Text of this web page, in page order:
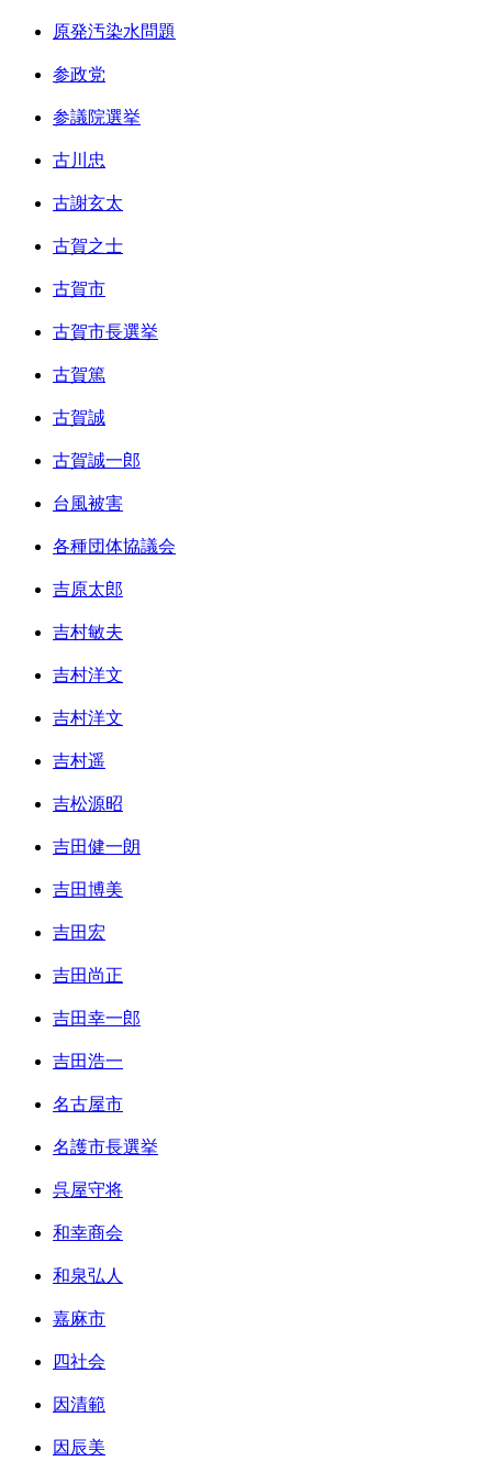
原発汚染水問題
参政党
参議院選挙
古川忠
古謝玄太
古賀之士
古賀市
古賀市長選挙
古賀篤
古賀誠
古賀誠一郎
台風被害
各種団体協議会
吉原太郎
吉村敏夫
吉村洋文
吉村洋文
吉村遥
吉松源昭
吉田健一朗
吉田博美
吉田宏
吉田尚正
吉田幸一郎
吉田浩一
名古屋市
名護市長選挙
呉屋守将
和幸商会
和泉弘人
嘉麻市
四社会
因清範
因辰美